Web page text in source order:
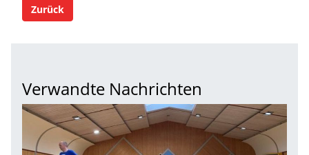
Zurück
Verwandte Nachrichten